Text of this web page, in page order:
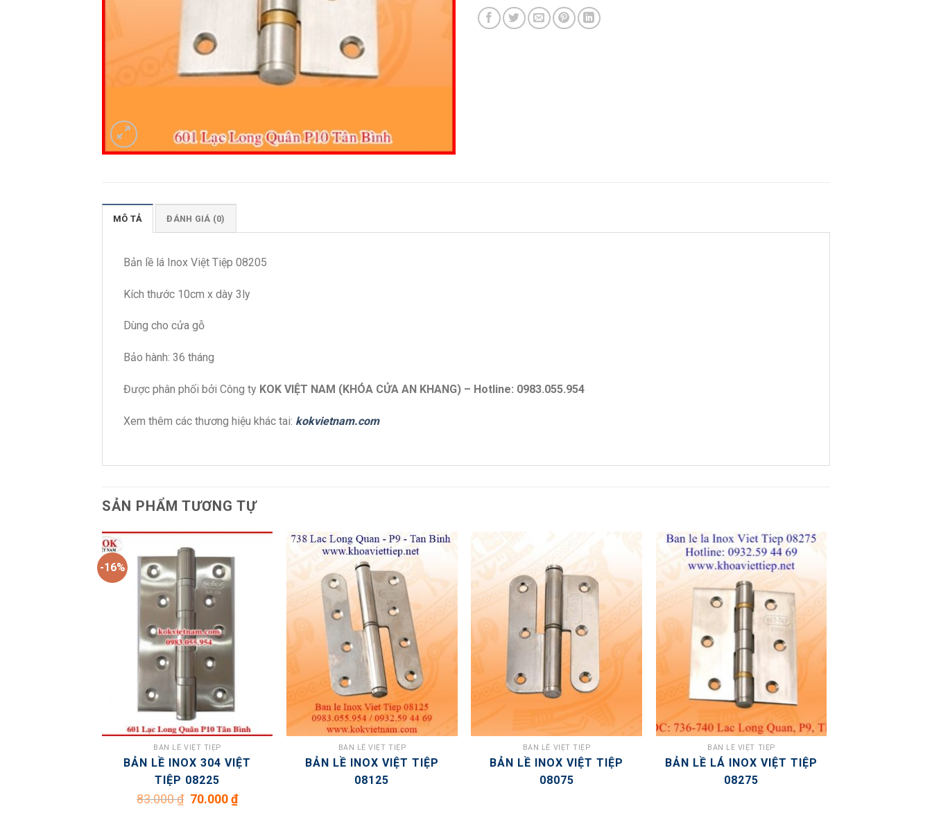
MÔ TẢ ĐÁNH GIÁ (0)
Bản lề lá Inox Việt Tiệp 08205
Kích thước 10cm x dày 3ly
Dùng cho cửa gỗ
Bảo hành: 36 tháng
Được phân phối bởi Công ty KOK VIỆT NAM (KHÓA CỬA AN KHANG) – Hotline: 0983.055.954
Xem thêm các thương hiệu khác tai: kokvietnam.com
SẢN PHẨM TƯƠNG TỰ
-16%
BẢN LỀ VIỆT TIỆP
BẢN LỀ INOX 304 VIỆT
TIỆP 08225
83.000₫ Giá
gốc
70.000₫Giá
hiện
BẢN LỀ VIỆT TIỆP
BẢN LỀ INOX VIỆT TIỆP
08125
BẢN LỀ VIỆT TIỆP
BẢN LỀ INOX VIỆT TIỆP
08075
BẢN LỀ VIỆT TIỆP
BẢN LỀ LÁ INOX VIỆT TIỆP
08275